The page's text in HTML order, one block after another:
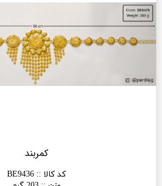
کمربند
کد کالا ::
BE9436